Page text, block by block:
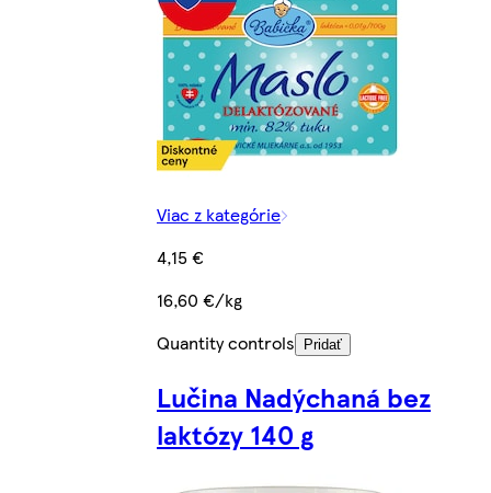
Viac z kategórie
4,15 €
16,60 €/kg
Quantity controls
Pridať
Lučina Nadýchaná bez
laktózy 140 g